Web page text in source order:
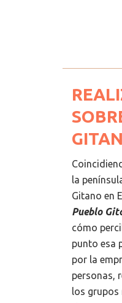
la
Gitano en
Pueblo
cómo
punto esa
por la
personas,
los grupos